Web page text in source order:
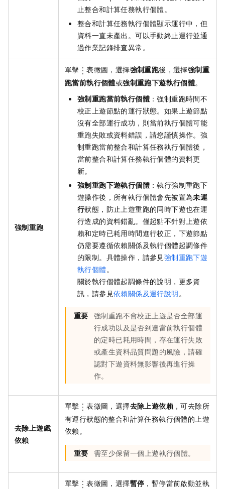
止整合和計算任務執行個體。
整合和計算任務執行個體顯示運行中，但
資料一直未產出。可以手動終止運行並通
過作業記錄排查異常。
強制重跑
單擊 表徵圖，選擇強制重跑後，選擇強制重
跑當前執行個體或強制重跑下遊執行個體。
強制重跑當前執行個體 ：強制重跑時間不
校正上遊節點的運行狀態。如果上遊節點
沒有全部運行成功，則當前執行個體可能
重跑失敗或資料錯誤，請您謹慎操作。強
制重跑當前整合和計算任務執行個體後，
當前整合和計算任務執行個體的資料更
新。
強制重跑下遊執行個體 ：執行強制重跑下
遊操作後，所有執行個體會先被置為未運
行狀態，防止上遊重跑的同時下遊也在運
行造成的資料錯亂。僅起點不針對上遊依
賴和定時已耗用時間進行校正，下遊節點
仍需要遵循依賴關係及執行個體起調條件
的限制。具體操作，請參見強制重跑下遊
執行個體 。
關於執行個體起調條件的說明，更多資
訊，請參見依賴關係及運行說明 。
重要 強制重跑不會校正上遊是否全部運
行成功以及是否到達當前執行個體
的定時已耗用時間，存在運行失敗
或產生資料品質問題的風險，請確
認對下遊資料無影響後再進行操
作。
去除上遊戲
依賴
單擊 表徵圖，選擇去除上遊依賴 ，可去除所
有運行狀態的整合和計算任務執行個體的上遊
依賴。
重要 需至少保留一個上遊執行個體。
單擊 表徵圖，選擇暫停 ，暫停當前啟動並執